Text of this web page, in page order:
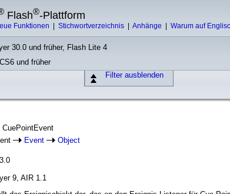
Flash®-Plattform
Funktionen Stichwortverzeichnis Anhänge Warum auf
30.0 und früher, Flash Lite 4
und früher
Filter ausblenden
Event Object
9, AIR 1.1